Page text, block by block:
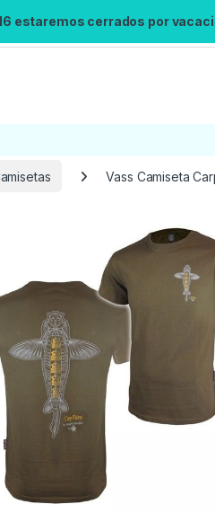
estaremos cerrados por
Búsqueda
No se pudo cargar el
Inténtalo
Vass Camiseta